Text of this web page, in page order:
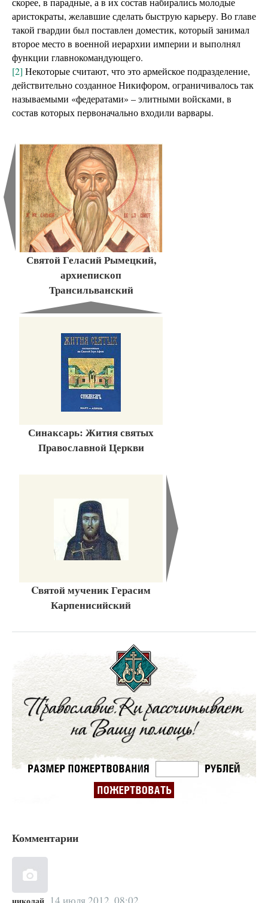
аристократы, желавшие сделать быструю карьеру. Во главе
такой гвардии был поставлен доместик, который занимал
второе место в военной иерархии империи и выполнял
функции главнокомандующего.
[2] Некоторые считают, что это армейское подразделение,
действительно созданное Никифором, ограничивалось так
называемыми «федератами» – элитными войсками, в
состав которых первоначально входили варвары.
Святой Геласий Рымецкий,
архиепископ
Трансильванский
Синаксарь: Жития святых
Православной Церкви
Cвятой мученик Герасим
Карпенисийский
Комментарии